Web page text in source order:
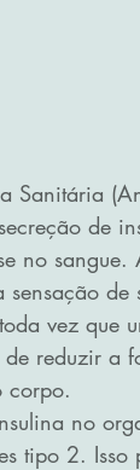
de
no sangue.
vez que
reduzir a
corpo.
no
tipo 2.